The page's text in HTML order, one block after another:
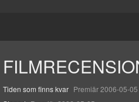
Tiden som finns kvar Premiär 2006-05-05